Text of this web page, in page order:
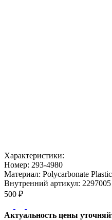
Характеристики:
Номер: 293-4980
Материал: Polycarbonate Plastic
Внутренний артикул: 2297005
500 ₽
Актуальность цены